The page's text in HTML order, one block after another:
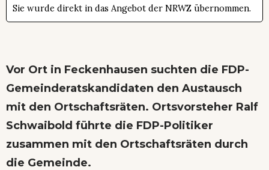
Sie wurde direkt in das Angebot der NRWZ übernommen.
Vor Ort in Feckenhausen suchten die FDP-
Gemeinderatskandidaten den Austausch
mit den Ortschaftsräten. Ortsvorsteher Ralf
Schwaibold führte die FDP-Politiker
zusammen mit den Ortschaftsräten durch
die Gemeinde.